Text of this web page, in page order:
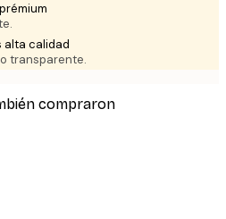
alta calidad
transparente.
compraron